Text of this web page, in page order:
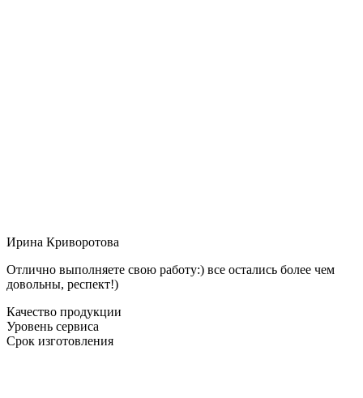
Ирина Криворотова
Отлично выполняете свою работу:) все остались более чем
довольны, респект!)
Качество продукции
Уровень сервиса
Срок изготовления